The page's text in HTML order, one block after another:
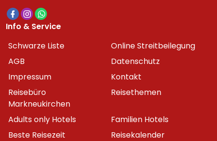
Info & Service
Schwarze Liste
Online Streitbeilegung
AGB
Datenschutz
Impressum
Kontakt
Reisebüro
Markneukirchen
Reisethemen
Adults only Hotels
Familien Hotels
Beste Reisezeit
Reisekalender